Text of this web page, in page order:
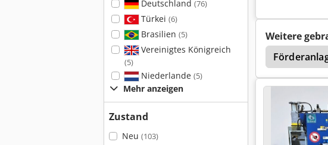
Deutschland (76)
Türkei (6)
Brasilien (5)
Vereinigtes Königreich
(5)
Niederlande (5)
Mehr anzeigen
Zustand
Neu (103)
Weitere
Upright Tm 12 Sps Steuerung